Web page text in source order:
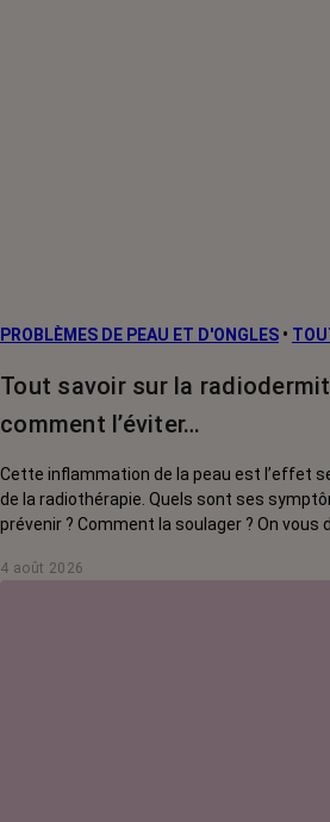
PROBLÈMES DE PEAU ET D'ONGLES •
Tout savoir sur la
comment l’éviter…
Cette inflammation de la peau est l’effet
de la radiothérapie. Quels sont ses
prévenir ? Comment la soulager ? On vous
4 août 2026